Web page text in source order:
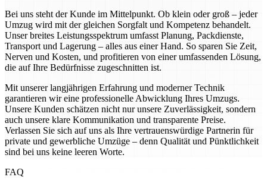
Bei uns steht der Kunde im Mittelpunkt. Ob klein oder groß – jeder
Umzug wird mit der gleichen Sorgfalt und Kompetenz behandelt.
Unser breites Leistungsspektrum umfasst Planung, Packdienste,
Transport und Lagerung – alles aus einer Hand. So sparen Sie Zeit,
Nerven und Kosten, und profitieren von einer umfassenden Lösung,
die auf Ihre Bedürfnisse zugeschnitten ist.
Mit unserer langjährigen Erfahrung und moderner Technik
garantieren wir eine professionelle Abwicklung Ihres Umzugs.
Unsere Kunden schätzen nicht nur unsere Zuverlässigkeit, sondern
auch unsere klare Kommunikation und transparente Preise.
Verlassen Sie sich auf uns als Ihre vertrauenswürdige Partnerin für
private und gewerbliche Umzüge – denn Qualität und Pünktlichkeit
sind bei uns keine leeren Worte.
FAQ